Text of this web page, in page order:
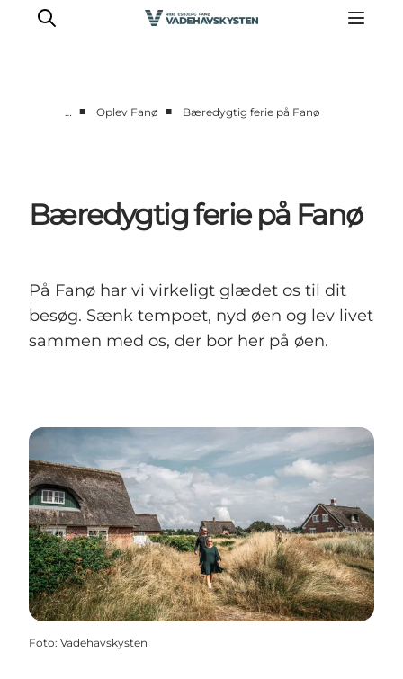
Oplev Fanø
Oplev Mandø
Det Sker
… ■ Oplev Fanø ■ Bæredygtig ferie på Fanø
Bæredygtig ferie på Fanø
På Fanø har vi virkeligt glædet os til dit
besøg. Sænk tempoet, nyd øen og lev livet
sammen med os, der bor her på øen.
Foto: Vadehavskysten